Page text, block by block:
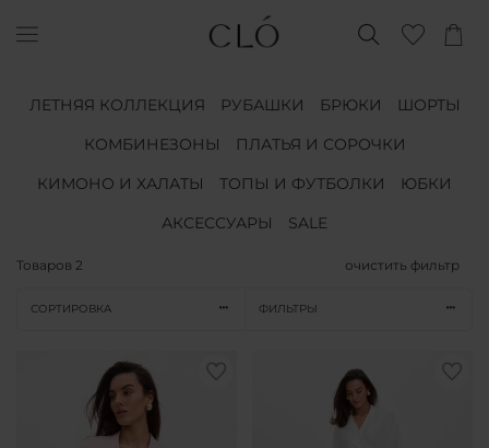
ЛЕТНЯЯ КОЛЛЕКЦИЯ РУБАШКИ БРЮКИ
ШОРТЫ
КОМБИНЕЗОНЫ
ПЛАТЬЯ И СОРОЧКИ
КИМОНО И ХАЛАТЫ
ТОПЫ И ФУТБОЛКИ
ЮБКИ
АКСЕССУАРЫ
SALE
Товаров 2 очистить фильтр
СОРТИРОВКА ФИЛЬТРЫ